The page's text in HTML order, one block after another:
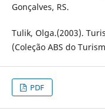
Gonçalves, RS.
Tulik, Olga.(2003).
(Coleção ABS do
PDF